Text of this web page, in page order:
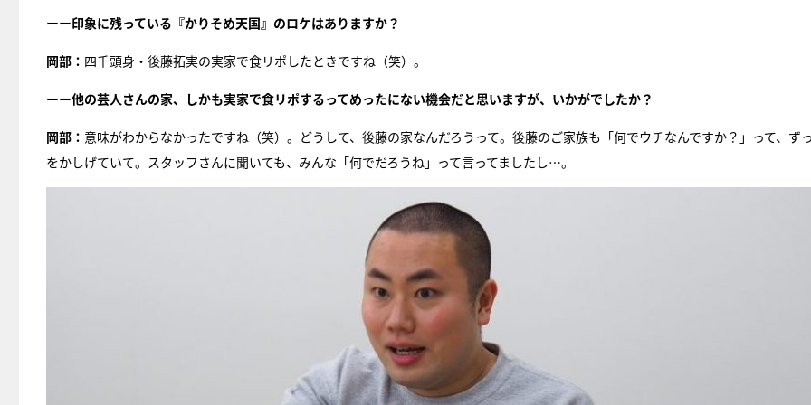
ーー印象に残っている『かりそめ天国』のロケはありますか？
岡部： 四千頭身・後藤拓実の実家で食リポしたときですね（笑）。
ーー他の芸人さんの家、しかも実家で食リポするってめったにない機会だと思いますが、いかがでしたか？
岡部： 意味がわからなかったですね（笑）。どうして、後藤の家なんだろうって。後藤のご家族も「何でウチなんですか？」って、ず
をかしげていて。スタッフさんに聞いても、みんな「何でだろうね」って言ってましたし…。